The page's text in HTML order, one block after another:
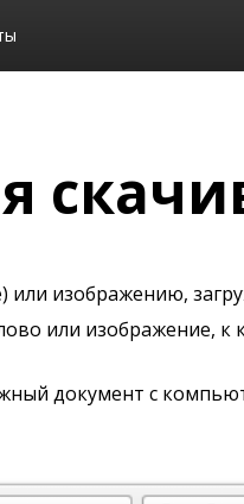
изображению,
или изображение,
документ с